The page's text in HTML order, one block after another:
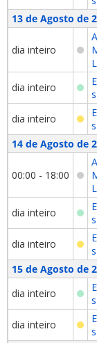
13 de Agosto de
dia inteiro
dia inteiro
dia inteiro
14 de Agosto de
00:00 - 18:00
dia inteiro
dia inteiro
15 de Agosto de
dia inteiro
dia inteiro